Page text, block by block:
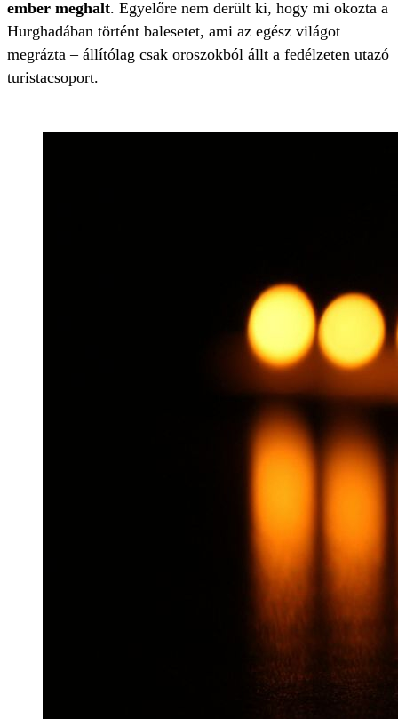
ember meghalt. Egyelőre nem derült ki, hogy mi okozta a
Hurghadában történt balesetet, ami az egész világot
megrázta – állítólag csak oroszokból állt a fedélzeten utazó
turistacsoport.